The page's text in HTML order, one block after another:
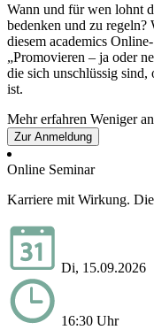
Wann und für wen lohnt
bedenken und zu regeln?
diesem academics
„Promovieren – ja oder
die sich unschlüssig
ist.
Mehr erfahren Weniger
Zur Anmeldung
Online Seminar
Karriere mit Wirkung.
Di, 15.09.2026
16:30 Uhr